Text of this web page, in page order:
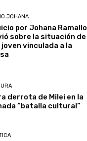
JOHANA
por Johana Ramallo
sobre la situación de
joven vinculada a la
derrota de Milei en la
“batalla cultural”